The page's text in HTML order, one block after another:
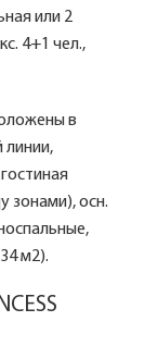
или 2
4+1 чел.,
в
линии,
зонами), осн.
м2).